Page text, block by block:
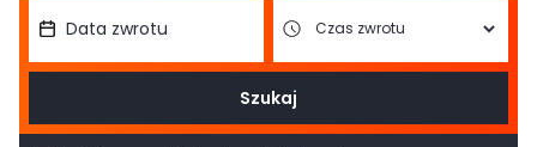
Szukaj